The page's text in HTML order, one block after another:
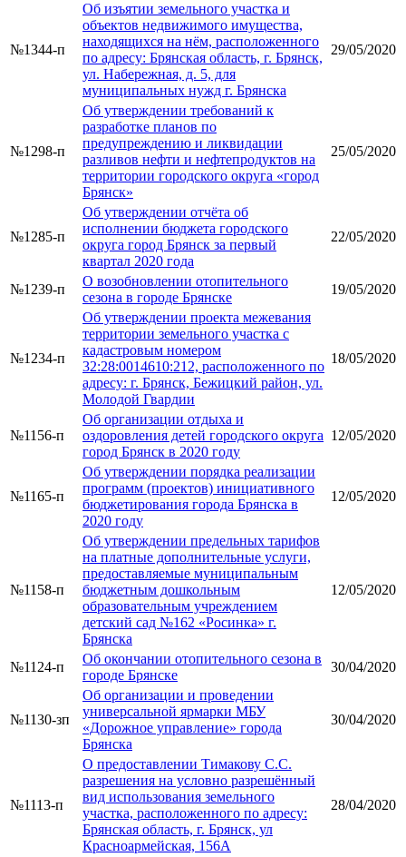
№1344-п
Об изъятии земельного участка и
объектов недвижимого имущества,
находящихся на нём, расположенного
по адресу: Брянская область, г. Брянск,
ул. Набережная, д. 5, для
муниципальных нужд г. Брянска
29/05/2020
№1298-п
Об утверждении требований к
разработке планов по
предупреждению и ликвидации
разливов нефти и нефтепродуктов на
территории городского округа «город
Брянск»
25/05/2020
№1285-п
Об утверждении отчёта об
исполнении бюджета городского
округа город Брянск за первый
квартал 2020 года
22/05/2020
№1239-п
О возобновлении отопительного
сезона в городе Брянске
19/05/2020
№1234-п
Об утверждении проекта межевания
территории земельного участка с
кадастровым номером
32:28:0014610:212, расположенного по
адресу: г. Брянск, Бежицкий район, ул.
Молодой Гвардии
18/05/2020
№1156-п
Об организации отдыха и
оздоровления детей городского округа
город Брянск в 2020 году
12/05/2020
№1165-п
Об утверждении порядка реализации
программ (проектов) инициативного
бюджетирования города Брянска в
2020 году
12/05/2020
№1158-п
Об утверждении предельных тарифов
на платные дополнительные услуги,
предоставляемые муниципальным
бюджетным дошкольным
образовательным учреждением
детский сад №162 «Росинка» г.
Брянска
12/05/2020
№1124-п
Об окончании отопительного сезона в
городе Брянске
30/04/2020
№1130-зп
Об организации и проведении
универсальной ярмарки МБУ
«Дорожное управление» города
Брянска
30/04/2020
№1113-п
О предоставлении Тимакову С.С.
разрешения на условно разрешённый
вид использования земельного
участка, расположенного по адресу:
Брянская область, г. Брянск, ул
Красноармейская, 156А
28/04/2020